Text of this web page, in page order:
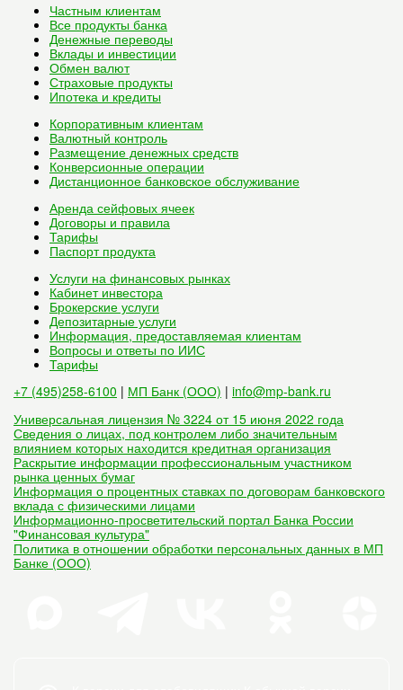
Частным клиентам
Все продукты банка
Денежные переводы
Вклады и инвестиции
Обмен валют
Страховые продукты
Ипотека и кредиты
Корпоративным клиентам
Валютный контроль
Размещение денежных средств
Конверсионные операции
Дистанционное банковское обслуживание
Аренда сейфовых ячеек
Договоры и правила
Тарифы
Паспорт продукта
Услуги на финансовых рынках
Кабинет инвестора
Брокерские услуги
Депозитарные услуги
Информация, предоставляемая клиентам
Вопросы и ответы по ИИС
Тарифы
+7 (495)258-6100 | МП Банк (ООО) | info@mp-bank.ru
Универсальная лицензия № 3224 от 15 июня 2022 года
Сведения о лицах, под контролем либо значительным
влиянием которых находится кредитная организация
Раскрытие информации профессиональным участником
рынка ценных бумаг
Информация о процентных ставках по договорам банковского
вклада с физическими лицами
Информационно-просветительский портал Банка России
"Финансовая культура"
Политика в отношении обработки персональных данных в МП
Банке (ООО)